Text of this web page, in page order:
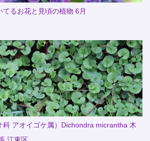
るお花と見頃の植物 6月
科 アオイゴケ属）Dichondra micrantha 木